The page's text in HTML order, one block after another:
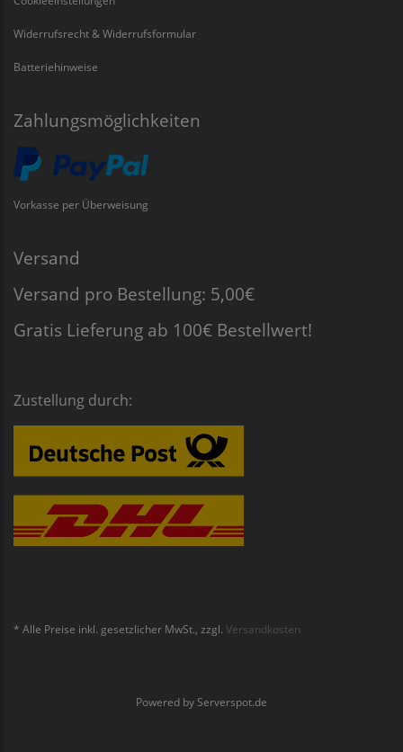
Widerrufsrecht & Widerrufsformular
Batteriehinweise
Zahlungsmöglichkeiten
Vorkasse per Überweisung
Versand
Versand pro Bestellung: 5,00€
Gratis Lieferung ab 100€ Bestellwert!
Zustellung durch:
* Alle Preise inkl. gesetzlicher MwSt., zzgl. Versandkosten
Powered by Serverspot.de